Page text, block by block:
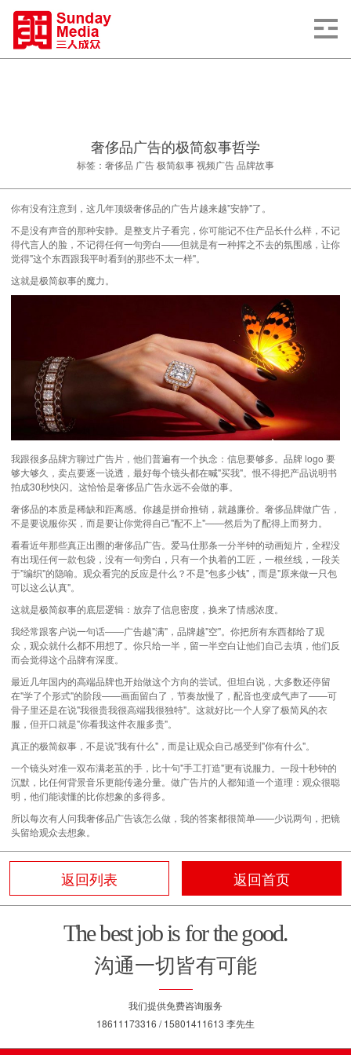
奢侈品广告的极简叙事哲学
标签：奢侈品 广告 极简叙事 视频广告 品牌故事
你有没有注意到，这几年顶级奢侈品的广告片越来越"安静"了。
不是没有声音的那种安静。是整支片子看完，你可能记不住产品长什么样，不记
得代言人的脸，不记得任何一句旁白——但就是有一种挥之不去的氛围感，让你
觉得"这个东西跟我平时看到的那些不太一样"。
这就是极简叙事的魔力。
我跟很多品牌方聊过广告片，他们普遍有一个执念：信息要够多。品牌 logo 要
够大够久，卖点要逐一说透，最好每个镜头都在喊"买我"。恨不得把产品说明书
拍成30秒快闪。这恰恰是奢侈品广告永远不会做的事。
奢侈品的本质是稀缺和距离感。你越是拼命推销，就越廉价。奢侈品牌做广告，
不是要说服你买，而是要让你觉得自己"配不上"——然后为了配得上而努力。
看看近年那些真正出圈的奢侈品广告。爱马仕那条一分半钟的动画短片，全程没
有出现任何一款包袋，没有一句旁白，只有一个执着的工匠，一根丝线，一段关
于"编织"的隐喻。观众看完的反应是什么？不是"包多少钱"，而是"原来做一只包
可以这么认真"。
这就是极简叙事的底层逻辑：放弃了信息密度，换来了情感浓度。
我经常跟客户说一句话——广告越"满"，品牌越"空"。你把所有东西都给了观
众，观众就什么都不用想了。你只给一半，留一半空白让他们自己去填，他们反
而会觉得这个品牌有深度。
最近几年国内的高端品牌也开始做这个方向的尝试。但坦白说，大多数还停留
在"学了个形式"的阶段——画面留白了，节奏放慢了，配音也变成气声了——可
骨子里还是在说"我很贵我很高端我很独特"。这就好比一个人穿了极简风的衣
服，但开口就是"你看我这件衣服多贵"。
真正的极简叙事，不是说"我有什么"，而是让观众自己感受到"你有什么"。
一个镜头对准一双布满老茧的手，比十句"手工打造"更有说服力。一段十秒钟的
沉默，比任何背景音乐更能传递分量。做广告片的人都知道一个道理：观众很聪
明，他们能读懂的比你想象的多得多。
所以每次有人问我奢侈品广告该怎么做，我的答案都很简单——少说两句，把镜
头留给观众去想象。
返回列表 返回首页
The best job is for the good.
沟通一切皆有可能
我们提供免费咨询服务
18611173316 / 15801411613 李先生